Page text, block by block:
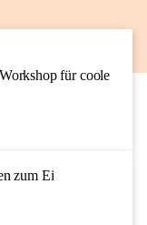
AUG
für coole
zum Ei